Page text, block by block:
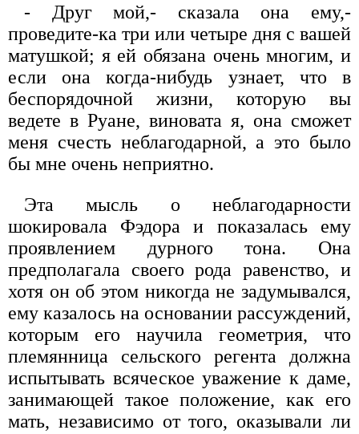
- Друг мой,- сказала она ему,-
проведите-ка три или четыре дня с вашей
матушкой; я ей обязана очень многим, и
если она когда-нибудь узнает, что в
беспорядочной жизни, которую вы
ведете в Руане, виновата я, она сможет
меня счесть неблагодарной, а это было
бы мне очень неприятно.
Эта мысль о неблагодарности
шокировала Фэдора и показалась ему
проявлением дурного тона. Она
предполагала своего рода равенство, и
хотя он об этом никогда не задумывался,
ему казалось на основании рассуждений,
которым его научила геометрия, что
племянница сельского регента должна
испытывать всяческое уважение к даме,
занимающей такое положение, как его
мать, независимо от того, оказывали ли